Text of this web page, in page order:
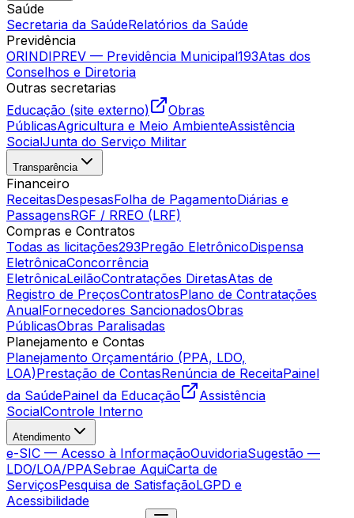
Saúde
Secretaria da SaúdeRelatórios da Saúde
Previdência
ORINDIPREV — Previdência Municipal193Atas dos
Conselhos e Diretoria
Outras secretarias
Educação (site externo)
Obras
PúblicasAgricultura e Meio AmbienteAssistência
SocialJunta do Serviço Militar
Transparência
Financeiro
ReceitasDespesasFolha de PagamentoDiárias e
PassagensRGF / RREO (LRF)
Compras e Contratos
Todas as licitações293Pregão EletrônicoDispensa
EletrônicaConcorrência
EletrônicaLeilãoContratações DiretasAtas de
Registro de PreçosContratosPlano de Contratações
AnualFornecedores SancionadosObras
PúblicasObras Paralisadas
Planejamento e Contas
Planejamento Orçamentário (PPA, LDO,
LOA)Prestação de ContasRenúncia de ReceitaPainel
da SaúdePainel da Educação
Assistência
SocialControle Interno
Atendimento
e-SIC — Acesso à InformaçãoOuvidoriaSugestão —
LDO/LOA/PPASebrae AquiCarta de
ServiçosPesquisa de SatisfaçãoLGPD e
Acessibilidade